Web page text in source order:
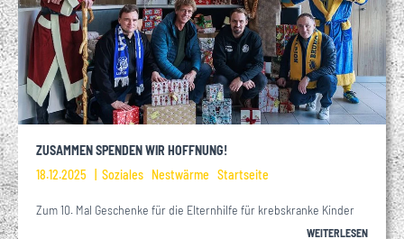
ZUSAMMEN SPENDEN WIR HOFFNUNG!
18.12.2025
Soziales Nestwärme Startseite
Zum 10. Mal Geschenke für die Elternhilfe für krebskranke Kinder
WEITERLESEN